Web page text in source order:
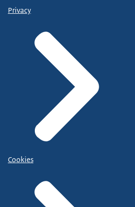
Privacy
Cookies